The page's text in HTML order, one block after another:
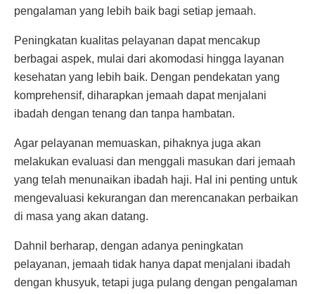
pengalaman yang lebih baik bagi setiap jemaah.
Peningkatan kualitas pelayanan dapat mencakup
berbagai aspek, mulai dari akomodasi hingga layanan
kesehatan yang lebih baik. Dengan pendekatan yang
komprehensif, diharapkan jemaah dapat menjalani
ibadah dengan tenang dan tanpa hambatan.
Agar pelayanan memuaskan, pihaknya juga akan
melakukan evaluasi dan menggali masukan dari jemaah
yang telah menunaikan ibadah haji. Hal ini penting untuk
mengevaluasi kekurangan dan merencanakan perbaikan
di masa yang akan datang.
Dahnil berharap, dengan adanya peningkatan
pelayanan, jemaah tidak hanya dapat menjalani ibadah
dengan khusyuk, tetapi juga pulang dengan pengalaman